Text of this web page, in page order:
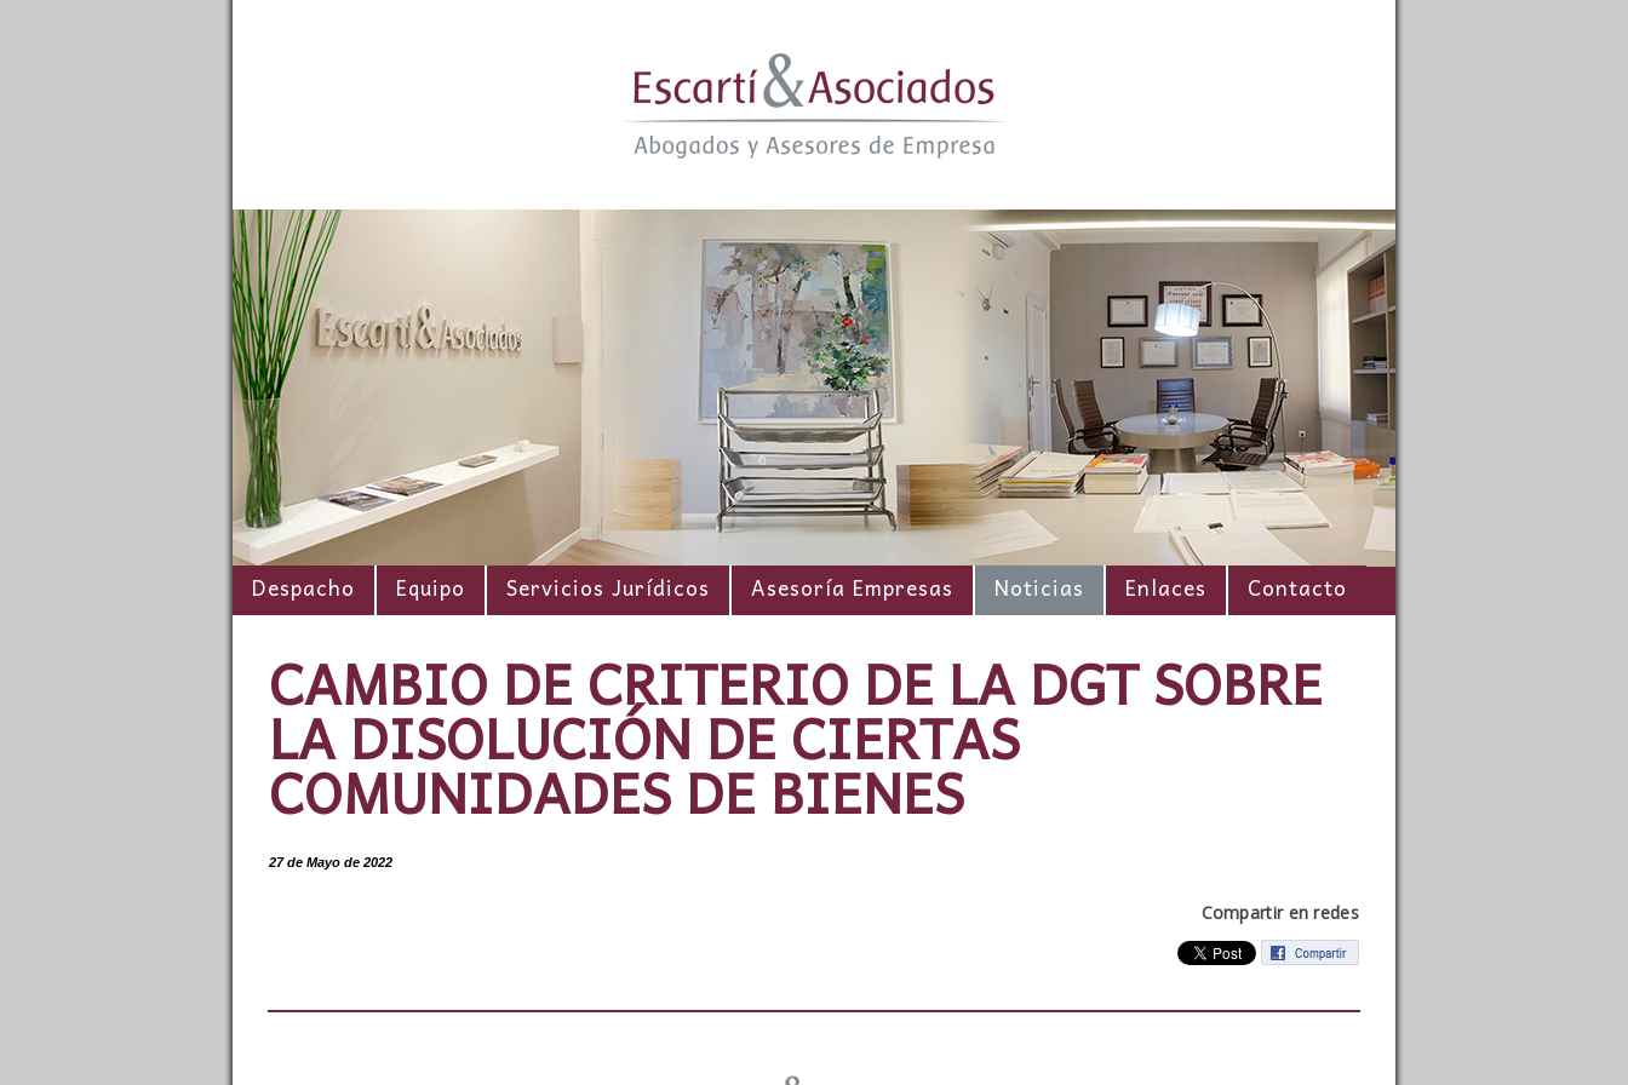
Despacho Equipo Servicios Jurídicos Asesoría Empresas Noticias Enlaces Contacto
CAMBIO DE CRITERIO DE LA DGT SOBRE
LA DISOLUCIÓN DE CIERTAS
COMUNIDADES DE BIENES
27 de Mayo de 2022
Compartir en redes